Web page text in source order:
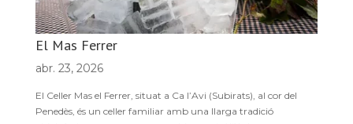
El Mas Ferrer
abr. 23, 2026
El Celler Mas el Ferrer, situat a Ca l’Avi (Subirats), al cor del
Penedès, és un celler familiar amb una llarga tradició